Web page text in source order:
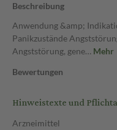
Beschreibung
Anwendung &amp;
Panikzustände
Angststörung, gene… Mehr
Bewertungen
Hinweistexte und
Arzneimittel